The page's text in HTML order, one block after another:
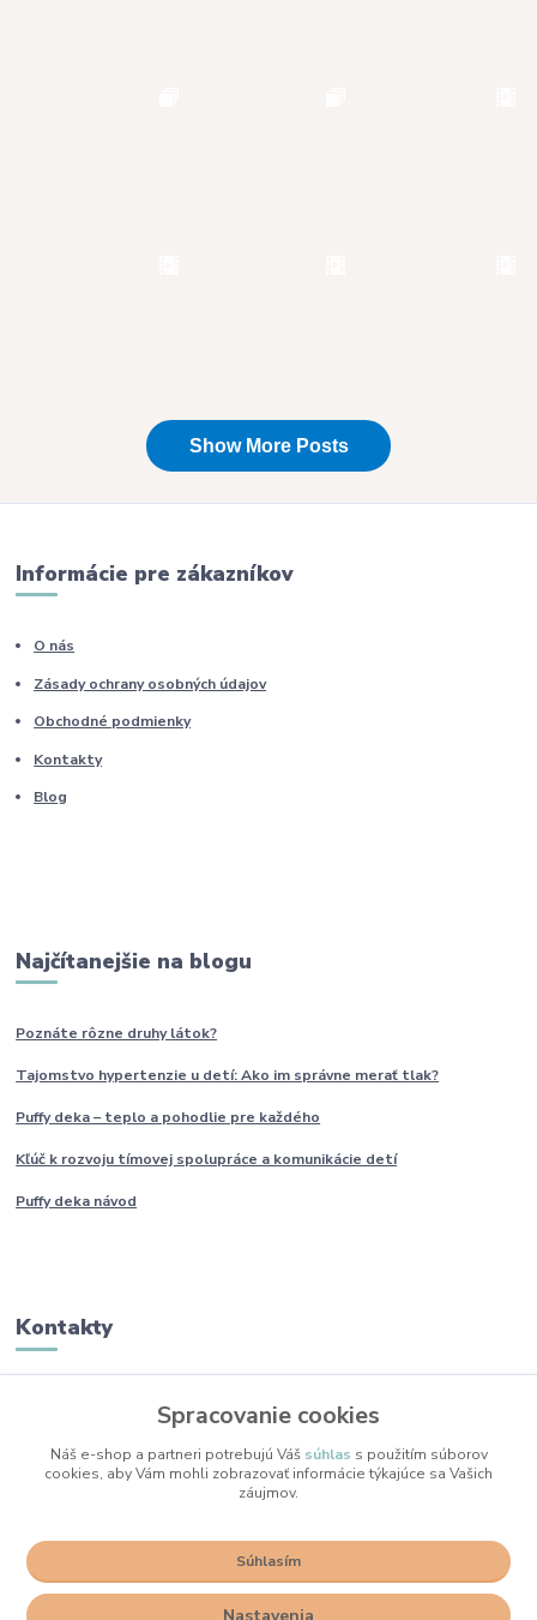
Informácie pre zákazníkov
O nás
Zásady ochrany osobných údajov
Obchodné podmienky
Kontakty
Blog
Najčítanejšie na blogu
Poznáte rôzne druhylátok?
Tajomstvo hypertenzie u detí: Ako im správne merať tlak?
Puffy deka – teplo a pohodlie pre každého
Kľúč k rozvoju tímovej spolupráce a komunikácie detí
Puffy deka návod
Kontakty
+421 950 436 258
(Po-Pia, 9-17 hod.)
Spracovanie cookies
Náš e-shop a partneri potrebujú Váš súhlas s použitím súborov
cookies, aby Vám mohli zobrazovať informácie týkajúce sa Vašich
záujmov.
Nastavenia
Súhlasím